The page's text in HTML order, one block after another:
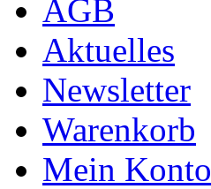
AGB
Aktuelles
Newsletter
Warenkorb
Mein Konto